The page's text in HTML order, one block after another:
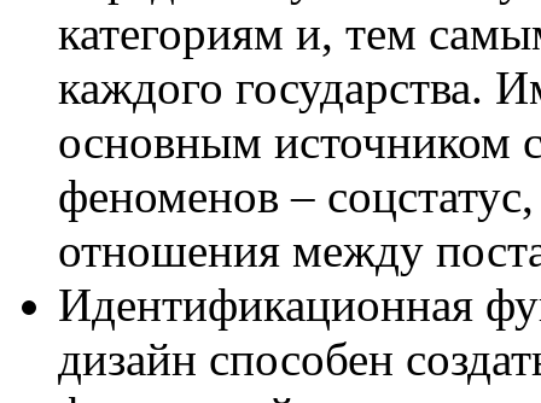
категориям и, тем
каждого государства.
основным источником
феноменов –
отношения между
Идентификационная
дизайн способен